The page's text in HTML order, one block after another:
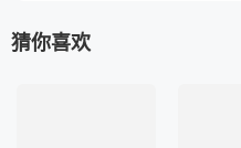
尊，决定下凡惩治他。阴
猜你喜欢